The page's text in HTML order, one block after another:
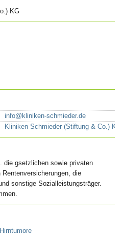
KG
info@kliniken-schmieder.de
Kliniken Schmieder (Stiftung & Co.) KG
die gsetzlichen sowie privaten
die
sonstige Sozialleistungsträger.
Hirntumore